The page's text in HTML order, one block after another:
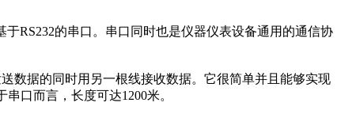
RS232的串口。串口同时也是仪器仪表设备通用的通信协
数据的同时用另一根线接收数据。它很简单并且能够实现
口而言，长度可达1200米。